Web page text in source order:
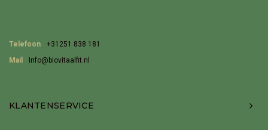
Telefoon
+31251 838 181
Mail
Info@biovitaalfit.nl
KLANTENSERVICE